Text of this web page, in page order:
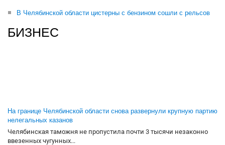
В Челябинской области цистерны с бензином сошли с рельсов
БИЗНЕС
На границе Челябинской области снова развернули крупную партию
нелегальных казанов
Челябинская таможня не пропустила почти 3 тысячи незаконно
ввезенных чугунных...